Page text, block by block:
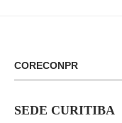
CORECONPR
SEDE CURITIBA